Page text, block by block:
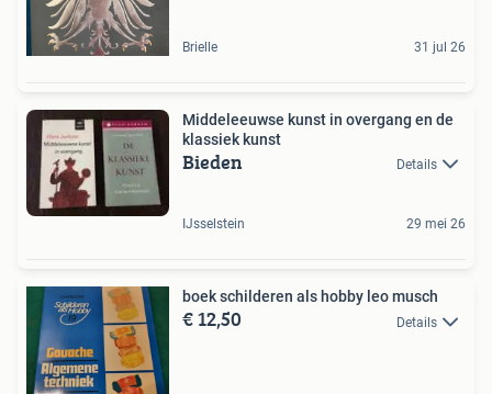
Brielle 31 jul 26
Middeleeuwse kunst in overgang en de
klassiek kunst
Bieden Details
IJsselstein 29 mei 26
boek schilderen als hobby leo musch
€ 12,50 Details